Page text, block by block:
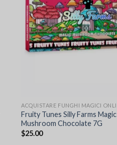
ACQUISTARE FUNGHI MAGICI
Fruity Tunes Silly Farms Magic
Mushroom Chocolate 7G
$25.00